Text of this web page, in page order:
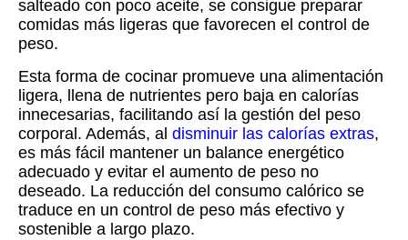
salteado con poco aceite, se consigue preparar
comidas más ligeras que favorecen el control de
peso.
Esta forma de cocinar promueve una alimentación
ligera, llena de nutrientes pero baja en calorías
innecesarias, facilitando así la gestión del peso
corporal. Además, al disminuir las calorías extras,
es más fácil mantener un balance energético
adecuado y evitar el aumento de peso no
deseado. La reducción del consumo calórico se
traduce en un control de peso más efectivo y
sostenible a largo plazo.